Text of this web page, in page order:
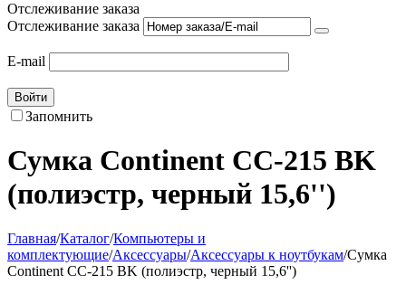
Отслеживание заказа
Отслеживание заказа
E-mail
Войти
Запомнить
Сумка Continent CC-215 BK
(полиэстр, черный 15,6'')
Главная/Каталог/Компьютеры и
комплектующие/Аксессуары/Аксессуары к ноутбукам/Сумка
Continent CC-215 BK (полиэстр, черный 15,6'')